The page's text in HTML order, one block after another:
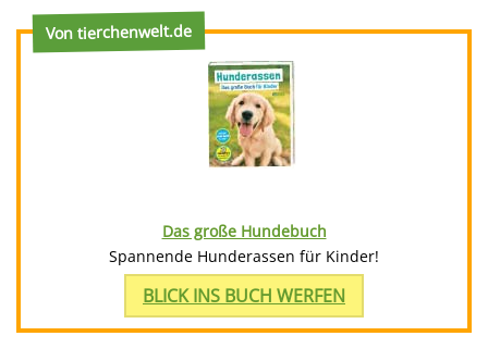
Von tierchenwelt.de
Das große Hundebuch
Spannende Hunderassen für Kinder!
BLICK INS BUCH WERFEN